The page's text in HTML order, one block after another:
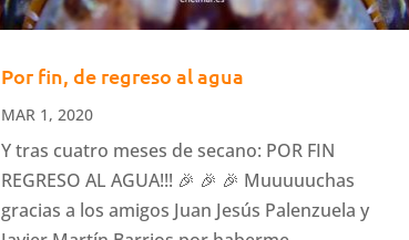
Por fin, de regreso al agua
MAR 1, 2020
Y tras cuatro meses de secano: POR FIN
REGRESO AL AGUA!!! 🎉 🎉 🎉 Muuuuuchas
gracias a los amigos Juan Jesús Palenzuela y